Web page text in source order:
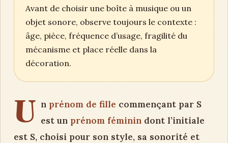
Avant de choisir une boîte à musique ou un
objet sonore, observe toujours le contexte :
âge, pièce, fréquence d’usage, fragilité du
mécanisme et place réelle dans la
décoration.
U n prénom de fille commençant par S
est un prénom féminindont l’initiale
est S, choisi pour son style, sa sonorité et